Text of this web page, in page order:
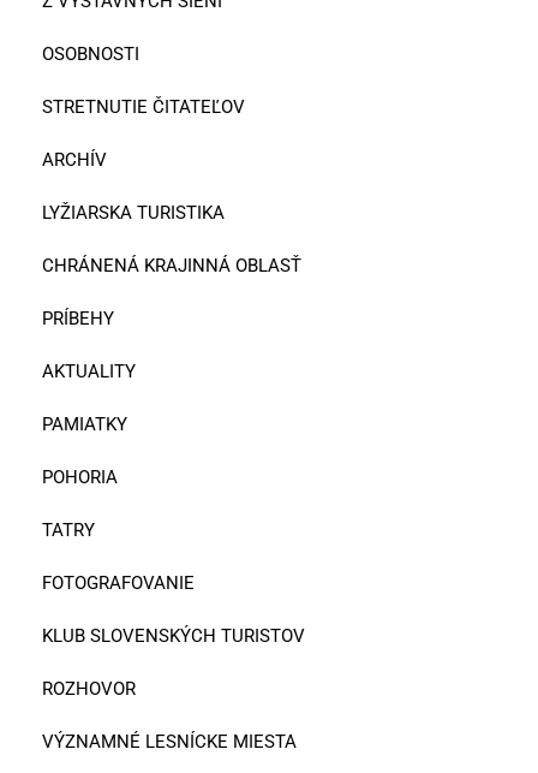
OSOBNOSTI
STRETNUTIE ČITATEĽOV
ARCHÍV
LYŽIARSKA TURISTIKA
CHRÁNENÁ KRAJINNÁ OBLASŤ
PRÍBEHY
AKTUALITY
PAMIATKY
POHORIA
TATRY
FOTOGRAFOVANIE
KLUB SLOVENSKÝCH TURISTOV
ROZHOVOR
VÝZNAMNÉ LESNÍCKE MIESTA